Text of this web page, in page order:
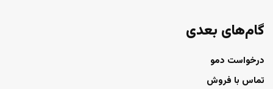
گام‌های بعدی
درخواست دمو
تماس با فروش